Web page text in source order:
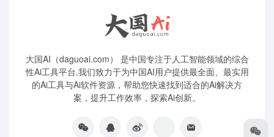
大国AI（daguoai.com） 是中国专注于人工智能领域的综合
性Ai工具平台,我们致力于为中国AI用户提供最全面、最实用
的Ai工具与Ai软件资源，帮助您快速找到适合的Ai解决方
案，提升工作效率，探索Ai创新。